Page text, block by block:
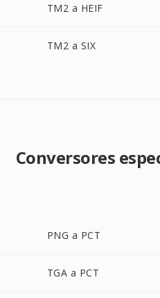
TM2 a HEIF
TM2 a SIX
Conversores
PNG a PCT
TGA a PCT